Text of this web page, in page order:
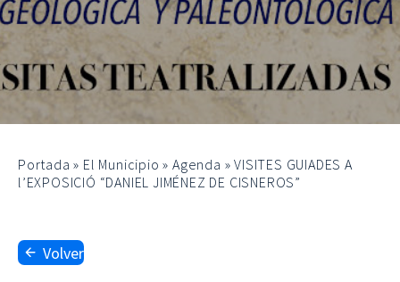
Portada » El Municipio »Agenda »VISITES GUIADES A
l’EXPOSICIÓ “DANIEL JIMÉNEZ DE CISNEROS”
Volver